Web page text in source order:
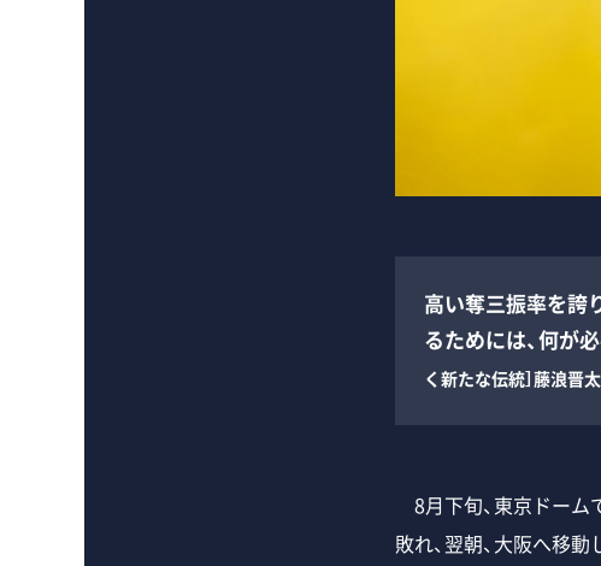
高い奪三振率を誇
るためには、何が
く新たな伝統］藤浪晋
8月下旬、東京ドーム
敗れ、翌朝、大阪へ移